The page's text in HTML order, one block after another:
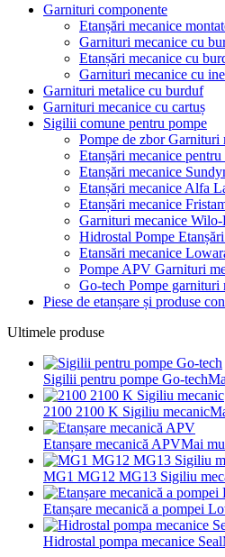
Garnituri componente
Etanșări mecanice
Garnituri mecanice cu
Etanșări mecanice cu
Garnituri mecanice cu
Garnituri metalice cu burduf
Garnituri mecanice cu cartuș
Sigilii comune pentru pompe
Pompe de zbor Garnituri
Etanșări mecanice
Etanșări mecanice
Etanșări mecanice Alfa
Etanșări mecanice
Garnituri mecanice
Hidrostal Pompe
Etansări mecanice
Pompe APV Garnituri
Go-tech Pompe garnituri
Piese de etanșare și produse
Ultimele produse
Sigilii pentru pompe Go-tech
2100 2100 K Sigiliu mecanic
Etanșare mecanică APVMai
MG1 MG12 MG13 Sigiliu
Etanșare mecanică a pompei
Hidrostal pompa mecanice Seal